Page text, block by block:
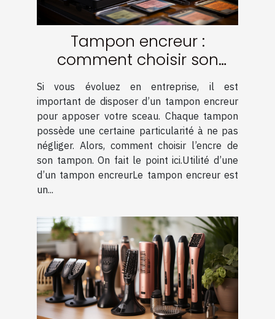
Tampon encreur :
comment choisir son
encre ?
Si vous évoluez en entreprise, il est
important de disposer d’un tampon encreur
pour apposer votre sceau. Chaque tampon
possède une certaine particularité à ne pas
négliger. Alors, comment choisir l’encre de
son tampon. On fait le point ici.Utilité d’une
d’un tampon encreurLe tampon encreur est
un...